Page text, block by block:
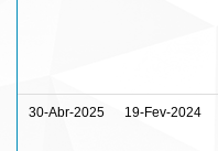
30-Abr-2025 19-Fev-2024